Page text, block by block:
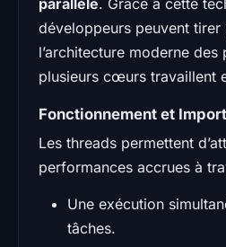
développeurs peuvent tirer
l’architecture moderne des
plusieurs cœurs travaillent
Fonctionnement et
Les threads permettent
performances accrues à
Une exécution
tâches.